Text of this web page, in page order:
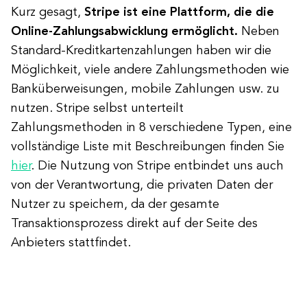
Kurz gesagt, Stripe ist eine Plattform, die die
Online-Zahlungsabwicklung ermöglicht. Neben
Standard-Kreditkartenzahlungen haben wir die
Möglichkeit, viele andere Zahlungsmethoden wie
Banküberweisungen, mobile Zahlungen usw. zu
nutzen. Stripe selbst unterteilt
Zahlungsmethoden in 8 verschiedene Typen, eine
vollständige Liste mit Beschreibungen finden Sie
hier. Die Nutzung von Stripe entbindet uns auch
von der Verantwortung, die privaten Daten der
Nutzer zu speichern, da der gesamte
Transaktionsprozess direkt auf der Seite des
Anbieters stattfindet.